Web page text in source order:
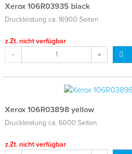
Xerox 106R03935 black
Druckleistung ca. 16900 Seiten
z.Zt. nicht verfügbar
Xerox 106R03898 yellow
Druckleistung ca. 6000 Seiten
z.Zt. nicht verfügbar